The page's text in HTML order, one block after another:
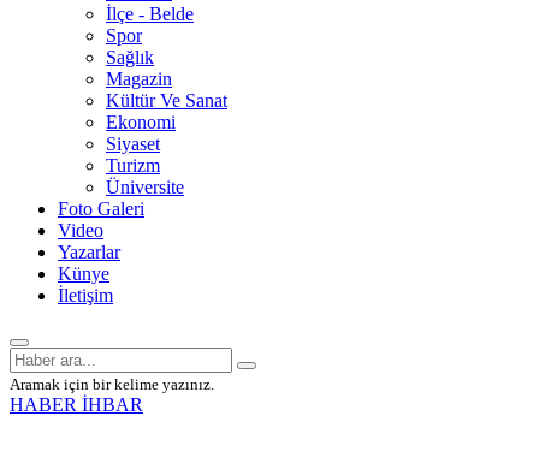
İlçe - Belde
Spor
Sağlık
Magazin
Kültür Ve Sanat
Ekonomi
Siyaset
Turizm
Üniversite
Foto Galeri
Video
Yazarlar
Künye
İletişim
Aramak için bir kelime yazınız.
HABER İHBAR